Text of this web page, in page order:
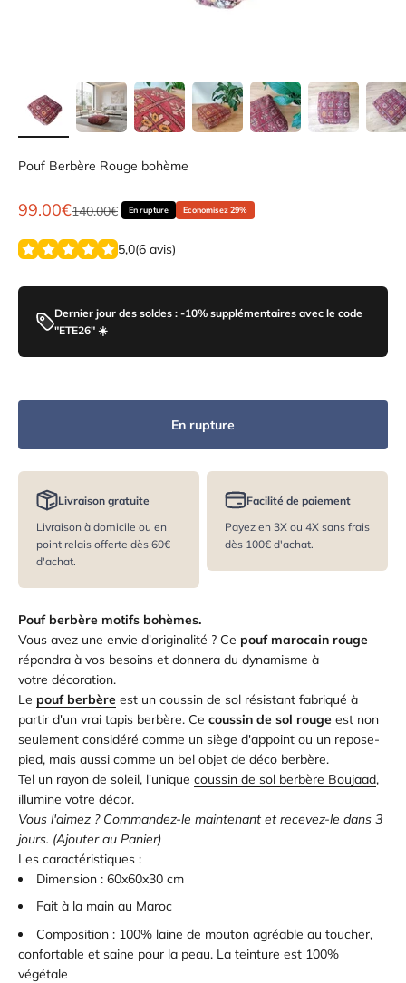
Pouf Berbère Rouge bohème
Prix de vente
99.00€Prix normal
140.00€ En rupture Economisez 29%
5,0(6 avis)
Dernier jour des soldes : -10% supplémentaires avec le code
"ETE26" ☀️
En rupture
Livraison gratuite
Livraison à domicile ou en
point relais offerte dès 60€
d'achat.
Facilité de paiement
Payez en 3X ou 4X sans frais
dès 100€ d'achat.
Pouf berbère motifs bohèmes.
Vous avez une envie d'originalité ? Ce pouf marocain rouge
répondra à vos besoins et donnera du dynamisme à
votre décoration.
Le pouf berbère est un coussin de sol résistant fabriqué à
partir d'un vrai tapis berbère. Ce coussin de sol rouge est non
seulement considéré comme un siège d'appoint ou un repose-
pied, mais aussi comme un bel objet de déco berbère.
Tel un rayon de soleil, l'unique coussin de sol berbère Boujaad,
illumine votre décor.
Vous l'aimez ? Commandez-le maintenant et recevez-le dans 3
jours. (Ajouter au Panier)
Les caractéristiques :
Dimension : 60x60x30 cm
Fait à la main au Maroc
Composition : 100% laine de mouton agréable au toucher,
confortable et saine pour la peau. La teinture est 100%
végétale